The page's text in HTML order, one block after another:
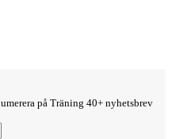
på Träning 40+ nyhetsbrev